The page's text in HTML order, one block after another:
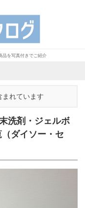
品を写真付きでご紹介
まれています
洗剤・ジェルボ
ダイソー・セ